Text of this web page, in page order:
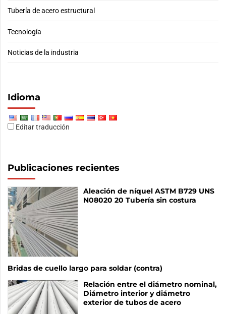
Tubería de acero estructural
Tecnología
Noticias de la industria
Idioma
Editar traducción
Publicaciones recientes
Aleación de níquel ASTM B729 UNS
N08020 20 Tubería sin costura
Bridas de cuello largo para soldar (contra)
Relación entre el diámetro nominal,
Diámetro interior y diámetro
exterior de tubos de acero